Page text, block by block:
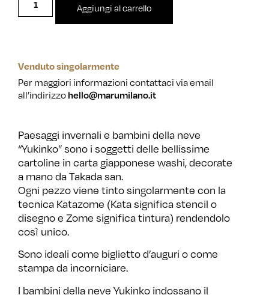
Aggiungi al carrello
Venduto singolarmente
Per maggiori informazioni contattaci via email
all’indirizzo hello@marumilano.it
Paesaggi invernali e bambini della neve
“Yukinko” sono i soggetti delle bellissime
cartoline in carta giapponese washi, decorate
a mano da Takada san.
Ogni pezzo viene tinto singolarmente con la
tecnica Katazome (Kata significa stencil o
disegno e Zome significa tintura) rendendolo
così unico.
Sono ideali come biglietto d’auguri o come
stampa da incorniciare.
I bambini della neve Yukinko indossano il